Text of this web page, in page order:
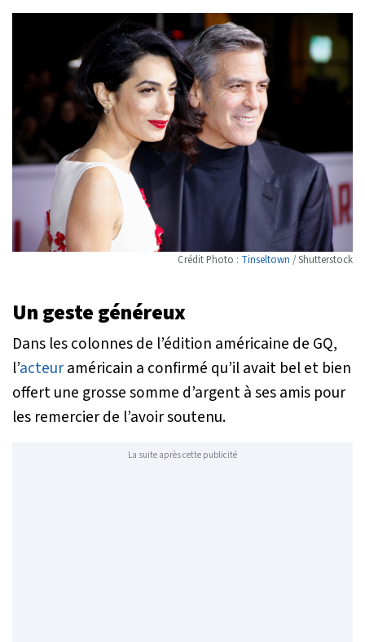
Crédit Photo : Tinseltown / Shutterstock
Un geste généreux
Dans les colonnes de l’édition américaine de GQ,
l’acteuraméricain a confirmé qu’il avait bel et bien
offert une grosse somme d’argent à ses amis pour
les remercier de l’avoir soutenu.
La suite après cette publicité